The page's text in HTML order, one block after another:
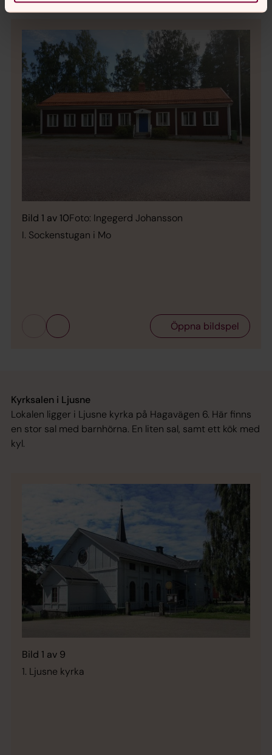
Bild 1 av 10Foto: Ingegerd Johansson
I. Sockenstugan i Mo
Öppna bildspel
Kyrksalen i Ljusne
Lokalen ligger i Ljusne kyrka på Hagavägen 6. Här finns
en stor sal med barnhörna. En liten sal, samt ett kök med
kyl.
Bild 1 av 9
1. Ljusne kyrka